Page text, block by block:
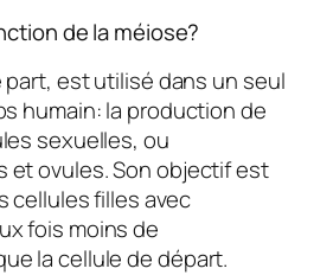
de la méiose?
part, est utilisé dans un seul
humain: la production de
sexuelles, ou
et ovules. Son objectif est
cellules filles avec
fois moins de
la cellule de départ.